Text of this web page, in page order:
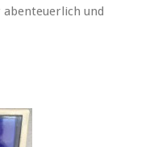
abenteuerlich und